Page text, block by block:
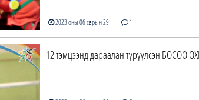
2023 оны 06 сарын 29 | 1
12 тэмцээнд дараалан түрүүлсэн БОСОО